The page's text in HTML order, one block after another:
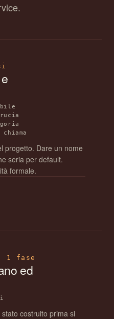
progetto. Dare un nome
seria per default.
formale.
· 1 fase
ed
costruito prima si